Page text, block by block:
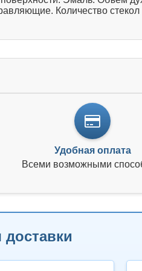
Количество
Удобная оплата
Всеми возможными
доставки